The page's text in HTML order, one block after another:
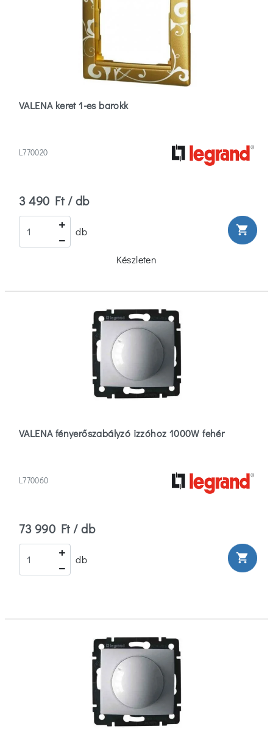
VALENA keret 1-es barokk
L770020
3 490 Ft / db
db shopping_cart
Készleten
VALENA fényerőszabályzó izzóhoz 1000W fehér
L770060
73 990 Ft / db
db shopping_cart